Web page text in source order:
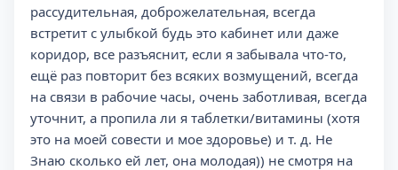
рассудительная, доброжелательная, всегда
встретит с улыбкой будь это кабинет или даже
коридор, все разъяснит, если я забывала что-то,
ещё раз повторит без всяких возмущений, всегда
на связи в рабочие часы, очень заботливая, всегда
уточнит, а пропила ли я таблетки/витамины (хотя
это на моей совести и мое здоровье) и т. д. Не
Знаю сколько ей лет, она молодая)) не смотря на